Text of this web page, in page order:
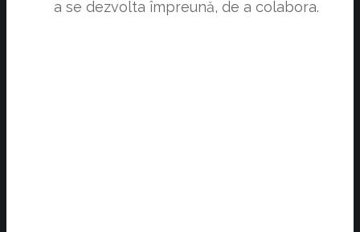
a se dezvolta împreună, de a colabora.